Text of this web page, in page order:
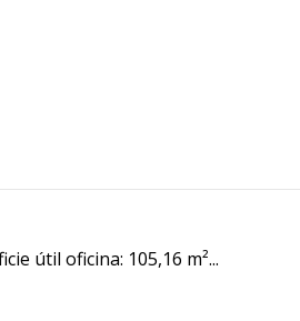
útil oficina: 105,16 m²...